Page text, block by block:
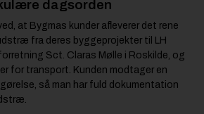
dagsorden
at Bygmas kunder afleverer det rene
fra deres byggeprojekter til LH
Sct. Claras Mølle i Roskilde, og
for transport. Kunden modtager en
så man har fuld dokumentation